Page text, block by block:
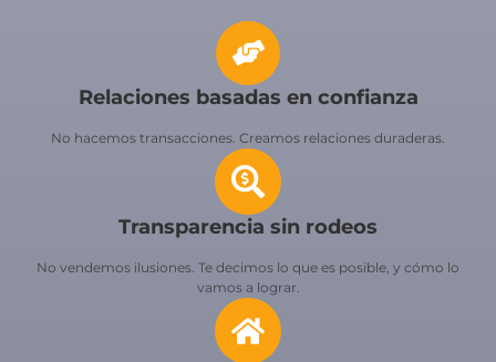
Relaciones basadas en confianza
No hacemos transacciones. Creamos relaciones duraderas.
Transparencia sin rodeos
No vendemos ilusiones. Te decimos lo que es posible, y cómo lo
vamos a lograr.